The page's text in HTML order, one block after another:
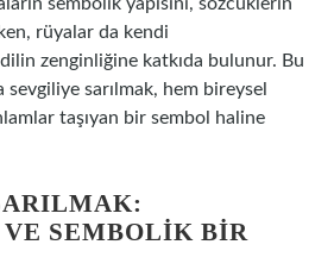
rüyalar da kendi
zenginliğine katkıda bulunur. Bu
sarılmak, hem bireysel
taşıyan bir sembol haline
SEMBOLIK BIR